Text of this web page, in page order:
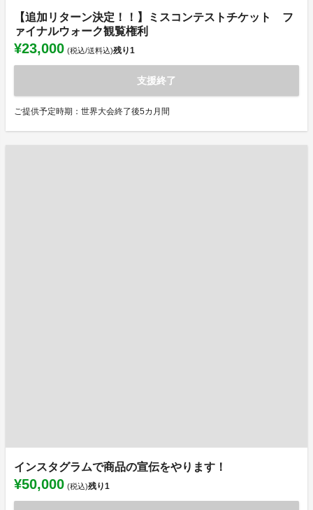
【追加リターン決定！！】ミスコンテストチケット フ
ァイナルウォーク観覧権利
¥23,000 (税込/送料込)残り1
支援終了
ご提供予定時期：世界大会終了後5カ月間
インスタグラムで商品の宣伝をやります！
¥50,000 (税込)残り1